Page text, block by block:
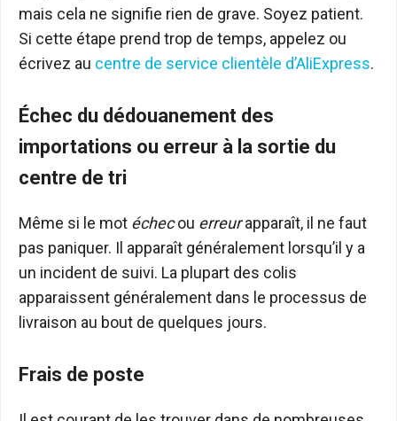
mais cela ne signifie rien de grave. Soyez patient.
Si cette étape prend trop de temps, appelez ou
écrivez au centre de service clientèle d’AliExpress.
Échec du dédouanement des
importations ou erreur à la sortie du
centre de tri
Même si le mot échecou erreurapparaît, il ne faut
pas paniquer. Il apparaît généralement lorsqu’il y a
un incident de suivi. La plupart des colis
apparaissent généralement dans le processus de
livraison au bout de quelques jours.
Frais de poste